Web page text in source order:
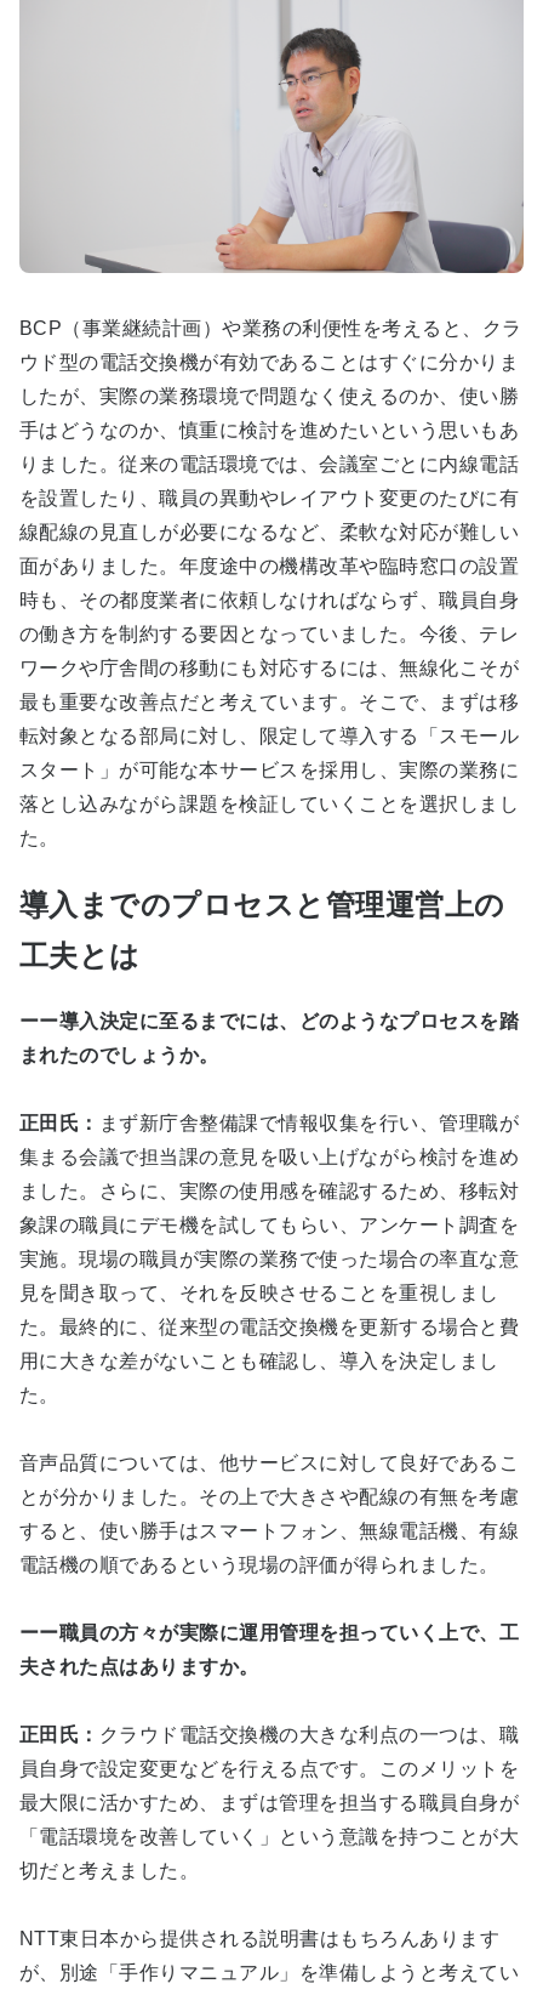
BCP（事業継続計画）や業務の利便性を考えると、クラ
ウド型の電話交換機が有効であることはすぐに分かりま
したが、実際の業務環境で問題なく使えるのか、使い勝
手はどうなのか、慎重に検討を進めたいという思いもあ
りました。従来の電話環境では、会議室ごとに内線電話
を設置したり、職員の異動やレイアウト変更のたびに有
線配線の見直しが必要になるなど、柔軟な対応が難しい
面がありました。年度途中の機構改革や臨時窓口の設置
時も、その都度業者に依頼しなければならず、職員自身
の働き方を制約する要因となっていました。今後、テレ
ワークや庁舎間の移動にも対応するには、無線化こそが
最も重要な改善点だと考えています。そこで、まずは移
転対象となる部局に対し、限定して導入する「スモール
スタート」が可能な本サービスを採用し、実際の業務に
落とし込みながら課題を検証していくことを選択しまし
た。
導入までのプロセスと管理運営上の
工夫とは
ーー導入決定に至るまでには、どのようなプロセスを踏
まれたのでしょうか。
正田氏： まず新庁舎整備課で情報収集を行い、管理職が
集まる会議で担当課の意見を吸い上げながら検討を進め
ました。さらに、実際の使用感を確認するため、移転対
象課の職員にデモ機を試してもらい、アンケート調査を
実施。現場の職員が実際の業務で使った場合の率直な意
見を聞き取って、それを反映させることを重視しまし
た。最終的に、従来型の電話交換機を更新する場合と費
用に大きな差がないことも確認し、導入を決定しまし
た。
音声品質については、他サービスに対して良好であるこ
とが分かりました。その上で大きさや配線の有無を考慮
すると、使い勝手はスマートフォン、無線電話機、有線
電話機の順であるという現場の評価が得られました。
ーー職員の方々が実際に運用管理を担っていく上で、工
夫された点はありますか。
正田氏： クラウド電話交換機の大きな利点の一つは、職
員自身で設定変更などを行える点です。このメリットを
最大限に活かすため、まずは管理を担当する職員自身が
「電話環境を改善していく」という意識を持つことが大
切だと考えました。
NTT東日本から提供される説明書はもちろんあります
が、別途「手作りマニュアル」を準備しようと考えてい